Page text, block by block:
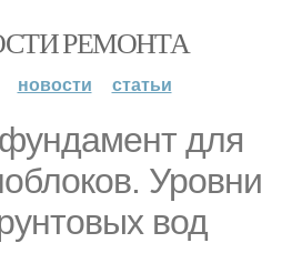
РЕМОНТА
новости статьи
для
Уровни
вод